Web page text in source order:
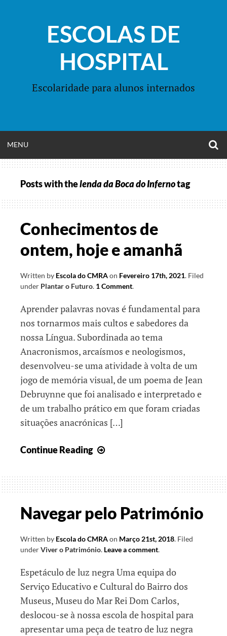
ESCOLAS DE
HOSPITAL
Escolaridade para alunos internados
MENU
MENU
Posts with thelenda da Boca do Infernotag
Conhecimentos de
ontem, hoje e amanhã
Written by Escola do CMRAon Fevereiro 17th, 2021. Filed
under Plantar o Futuro. 1 Comment.
Aprender palavras novas é fundamental para
nos tornarmos mais cultos e sabedores da
nossa Língua. Subordinada ao tema
Anacronismos, arcaísmos e neologismos,
desenvolveu-se uma atividade à volta de um
jogo de memória visual, de um poema de Jean
Debruynne que foi analisado e interpretado e
de um trabalho prático em que foram criadas
situações anacrónicas […]
Continue Reading
ontem,
hoje
amanhã
Navegar pelo Património
Written by Escola do CMRAon Março 21st, 2018. Filed
underViver o Património. Leave a comment.
Espetáculo de luz negra Uma equipa do
Serviço Educativo e Cultural do Bairro dos
Museus, Museu do Mar Rei Dom Carlos,
deslocou-se à nossa escola de hospital para
apresentar uma peça de teatro de luz negra